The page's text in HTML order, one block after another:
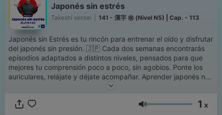
Japonés sin estrés
Takeshi sensei 141 - 漢字 ㊗️ (Nivel N5) | Cap. - 113
Japonés sin Estrés es tu rincón para entrenar el oído y disfrutar
del japonés sin presión. 🇯🇵 Cada dos semanas encontrarás
episodios adaptados a distintos niveles, pensados para que
mejores tu comprensión poco a poco, sin agobios. Ponte los
auriculares, relájate y déjate acompañar. Aprender japonés no
es solo libros: también puede empezar con historias llenas de
entender y disfrutar del idioma de manera natural. 🎧🍵
Volumen 1 x